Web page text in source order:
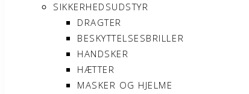
SIKKERHEDSUDSTYR
DRAGTER
BESKYTTELSESBRILLER
HANDSKER
HÆTTER
MASKER OG HJELME